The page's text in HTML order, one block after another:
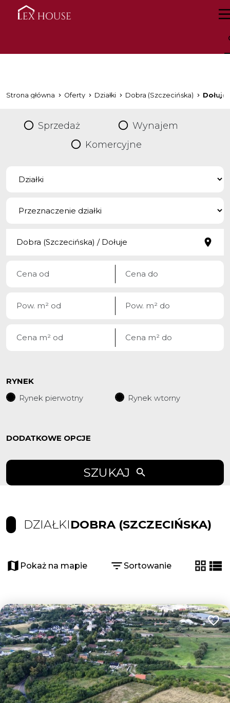
Strona główna Oferty Działki Dobra (Szczecińska) Dołuje
Sprzedaż
Wynajem
Komercyjne
RYNEK
Rynek pierwotny
Rynek wtorny
DODATKOWE OPCJE
SZUKAJ
DZIAŁKIDOBRA (SZCZECIŃSKA)
Pokaż na mapie Sortowanie
tabela